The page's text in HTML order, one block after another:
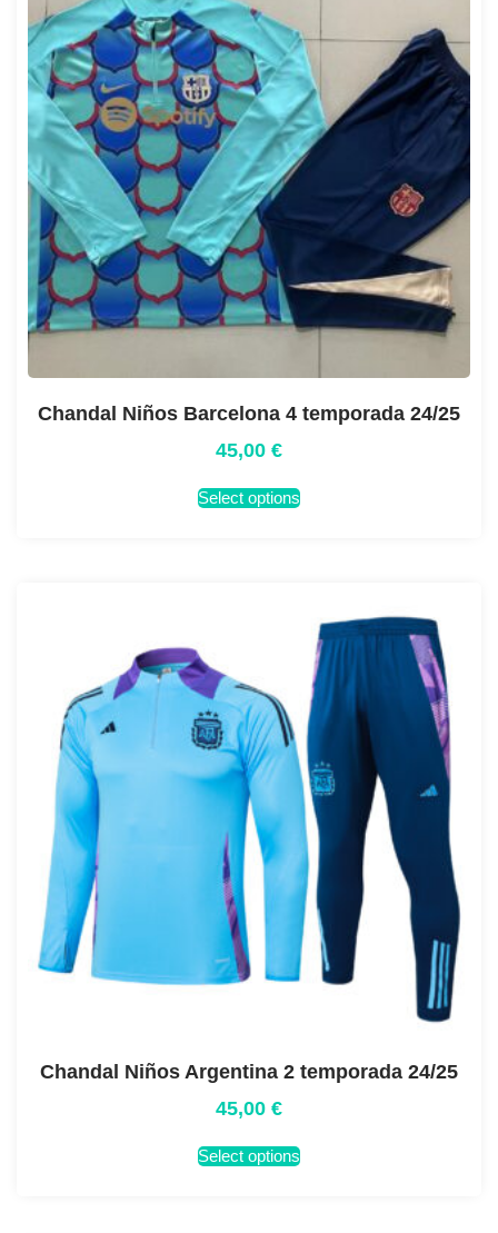
Chandal Niños Barcelona 4 temporada 24/25
45,00 €
Select options
Chandal Niños Argentina 2 temporada 24/25
45,00 €
Select options